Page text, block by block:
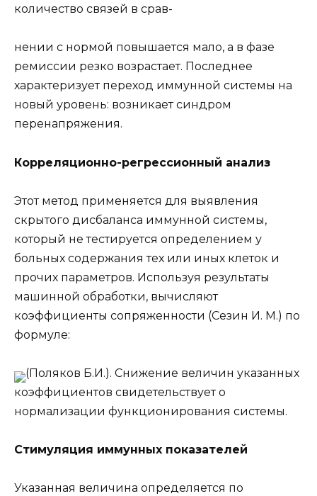
количество связей в срав-
нении с нормой повышается мало, а в фазе
ремиссии резко возрастает. Последнее
характеризует переход иммунной системы на
новый уровень: возникает синдром
перенапряжения.
Корреляционно-регрессионный анализ
Этот метод применяется для выявления
скрытого дисбаланса иммунной системы,
который не тестируется определением у
больных содержания тех или иных клеток и
прочих параметров. Используя результаты
машинной обработки, вычисляют
коэффициенты сопряженности (Сезин И. М.) по
формуле:
(Поляков Б.И.). Снижение величин указанных
коэффициентов свидетельствует о
нормализации функционирования системы.
Стимуляция иммунных показателей
Указанная величина определяется по